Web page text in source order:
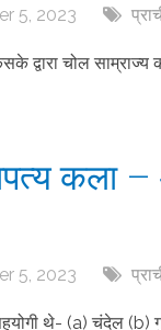
5, 2023
द्वारा चोल
कला –
5, 2023
थे- (a) चंदेल (b)